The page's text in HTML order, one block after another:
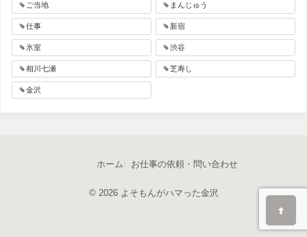
ご当地 まんじゅう
仕事 新宿
氷室 渋谷
相川七瀬 芝寿し
金沢
ホーム お仕事の依頼・問い合わせ
© 2026 よそもんがハマった金沢